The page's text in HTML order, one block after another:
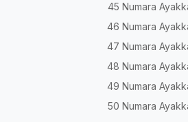
45 Numara
46 Numara
47 Numara
48 Numara
49 Numara
50 Numara